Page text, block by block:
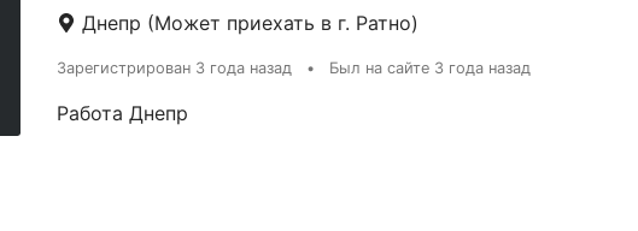
Днепр (Может приехать в г. Ратно)
Зарегистрирован 3 года назад • Был на сайте 3 года назад
Работа Днепр